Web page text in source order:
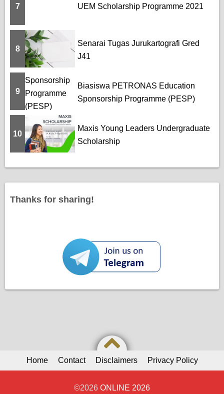
7 UEM Scholarship Programme 2021
8
Senarai Tugas Jurukartografi Gred
J41
9
Biasiswa PETRONAS Education
Sponsorship Programme (PESP)
10
Maxis Young Leaders Undergraduate
Scholarship
Thanks for sharing!
Home Contact Disclaimers Privacy Policy
©2026 ONLINE 2026